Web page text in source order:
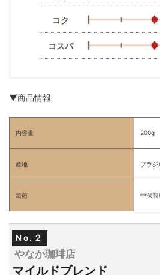
コク
コスパ
▼商品情報
内容量 200g
産地 ブラジ
焙煎 中深煎
No.２
やなか珈琲店
マイルドブレンド